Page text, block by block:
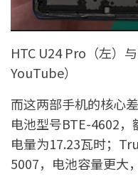
HTC U24 Pro（左）
YouTube）
而这两部手机的核心
电池型号BTE-4602
电量为17.23瓦时；
5007，电池容量更大